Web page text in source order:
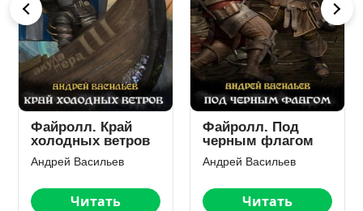
Файролл. Край
холодных ветров
Андрей Васильев
Читать
Файролл. Под
черным флагом
Андрей Васильев
Читать